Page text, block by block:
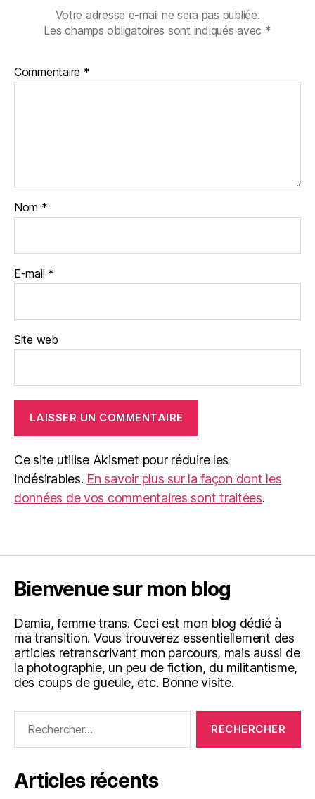
Votre adresse e-mail ne sera pas publiée.
Les champs obligatoires sont indiqués avec *
Commentaire *
Nom *
E-mail *
Site web
Ce site utilise Akismet pour réduire les
indésirables. En savoir plus sur la façon dont les
données de vos commentaires sont traitées.
Bienvenue sur mon blog
Damia, femme trans. Ceci est mon blog dédié à
ma transition. Vous trouverez essentiellement des
articles retranscrivant mon parcours, mais aussi de
la photographie, un peu de fiction, du militantisme,
des coups de gueule, etc. Bonne visite.
Articles récents